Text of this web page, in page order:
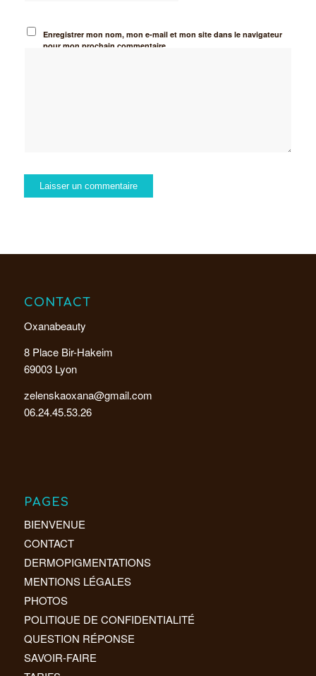
Enregistrer mon nom, mon e-mail et mon site dans le navigateur
pour mon prochain commentaire.
CONTACT
Oxanabeauty
8 Place Bir-Hakeim
69003 Lyon
zelenskaoxana@gmail.com
06.24.45.53.26
PAGES
BIENVENUE
CONTACT
DERMOPIGMENTATIONS
MENTIONS LÉGALES
PHOTOS
POLITIQUE DE CONFIDENTIALITÉ
QUESTION RÉPONSE
SAVOIR-FAIRE